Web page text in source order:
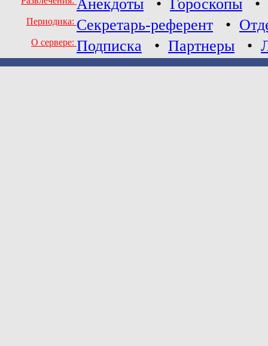
Анекдоты • Гороскопы •
Периодика: Секретарь-референт •
О сервере: Подписка • Партнеры •